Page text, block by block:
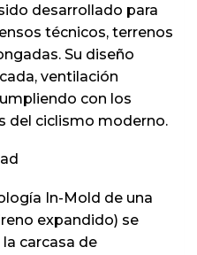
desarrollado para
técnicos, terrenos
Su diseño
ventilación
con los
del ciclismo moderno.
In-Mold de una
expandido) se
carcasa de